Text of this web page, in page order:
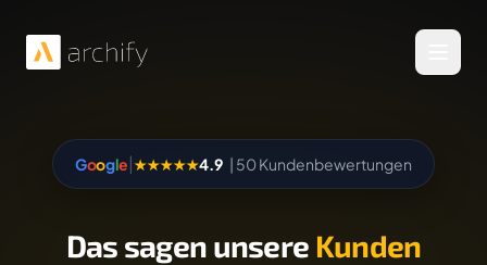
Google|★★★★★4.9 | 50 Kundenbewertungen
Das sagen unsere Kunden